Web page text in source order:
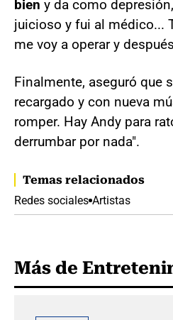
bien y da como
juicioso y fui al médico...
me voy a operar y
Finalmente, aseguró que
recargado y con nueva
romper. Hay Andy para
derrumbar por nada".
Temas relacionados
Redes sociales Artistas
Más de